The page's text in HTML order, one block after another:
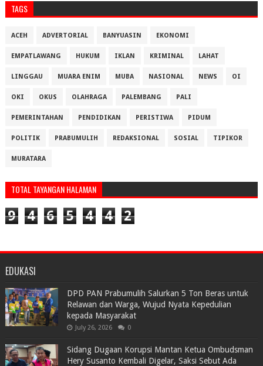
TAGS
ACEH ADVERTORIAL BANYUASIN EKONOMI
EMPATLAWANG HUKUM IKLAN KRIMINAL LAHAT
LINGGAU MUARA ENIM MUBA NASIONAL NEWS OI
OKI OKUS OLAHRAGA PALEMBANG PALI
PEMERINTAHAN PENDIDIKAN PERISTIWA PIDUM
POLITIK PRABUMULIH REDAKSIONAL SOSIAL TIPIKOR
MURATARA
TOTAL TAYANGAN HALAMAN
9 4 6 5 4 4 2
EDUKASI
DPD PAN Prabumulih Salurkan 5 Ton Beras untuk
Relawan dan Warga, Wujud Nyata Kepedulian
kepada Masyarakat
July 26, 2026 0
Sidang Dugaan Korupsi Mantan Ketua Ombudsman
Hery Susanto Kembali Digelar, Saksi Sebut Ada